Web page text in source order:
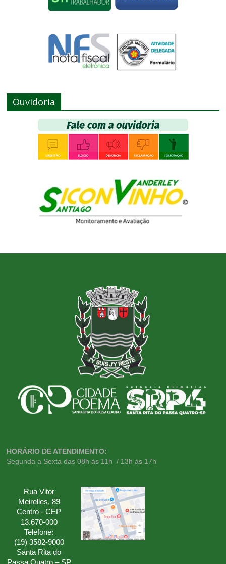
Ouvidoria
HORÁRIO DE ATENDIMENTO:
Segunda a Sexta das 08h às 11h / 13h às 17h
Rua Vitor
Meirelles, 89
Centro - CEP
13.670-000
Telefone:
(19) 3582-9000
Santa Rita do